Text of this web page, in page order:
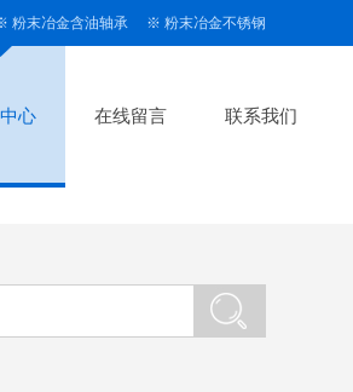
粉末冶金含油轴承 ※ 粉末冶金不锈钢
心 在线留言 联系我们